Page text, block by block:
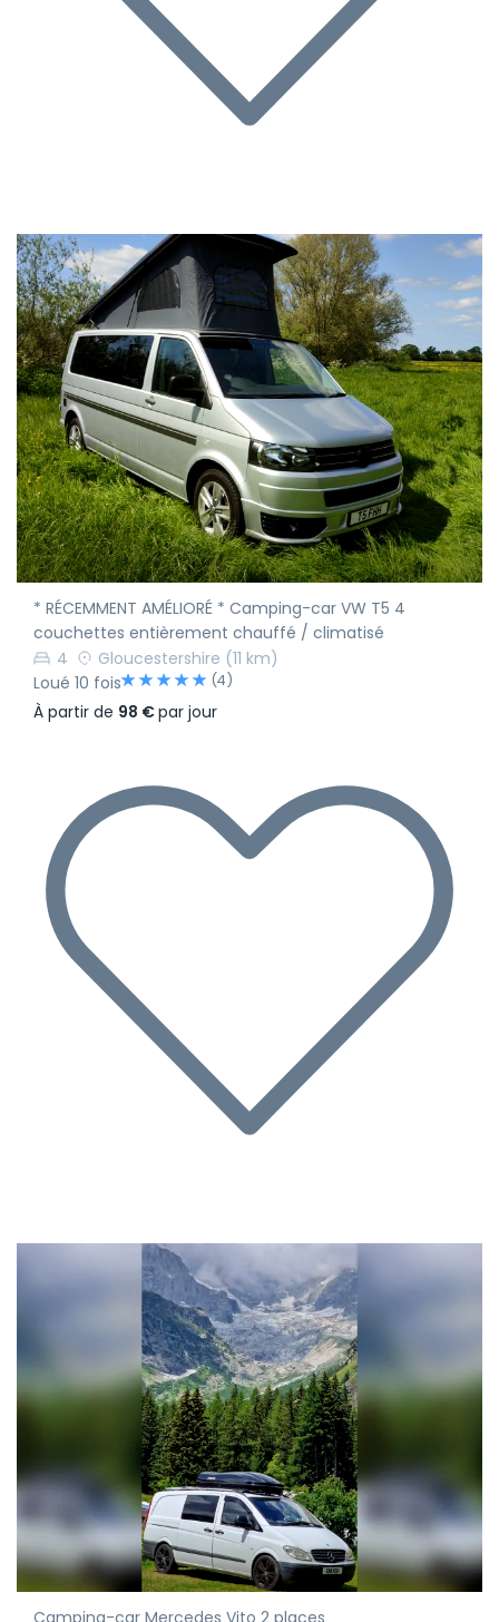
* RÉCEMMENT AMÉLIORÉ * Camping-car VW T5 4
couchettes entièrement chauffé / climatisé
4
Gloucestershire (11 km)
Loué 10 fois
(4)
À partir de 98 €par jour
Camping-car Mercedes Vito 2 places